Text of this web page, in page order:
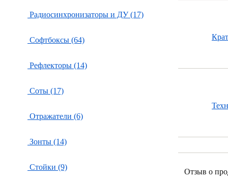
Радиосинхронизаторы и ДУ (17)
Софтбоксы (64)
Рефлекторы (14)
Соты (17)
Отражатели (6)
Зонты (14)
Стойки (9)
Отзыв о